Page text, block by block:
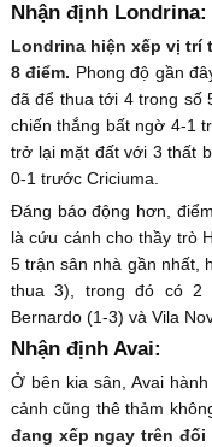
Nhận định Londrina:
Londrina hiện xếp vị trí
8 điểm. Phong độ gần
đã để thua tới 4 trong số
chiến thắng bất ngờ 4-1
trở lại mặt đất với 3 thất
0-1 trước Criciuma.
Đáng báo động hơn,
là cứu cánh cho thầy trò
5 trận sân nhà gần nhất,
thua 3), trong đó có 2
Bernardo (1-3) và Vila
Nhận định Avai:
Ở bên kia sân, Avai
cảnh cũng thê thảm
đang xếp ngay trên